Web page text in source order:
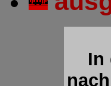
In
nach